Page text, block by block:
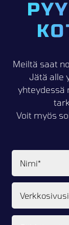
Meiltä saat
Jätä alle
yhteydessä
Voit myös